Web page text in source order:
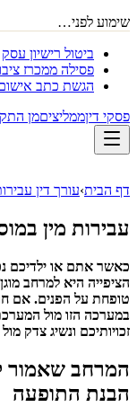
שימוע לפני…
ביטול רישיון עסק
פסילה ממכרז
הגשת כתב
פסקי דיןממליציםמן
דף הבית›עורך דין
עבירות מין
כאשר אתם או ילדיכם
הציפייה היא למרחב
טופחת על הפנים. אם
במערכה הזו מול
זכויותיכם ונשיג צדק
המרחב שאמור
הבנת התופעה